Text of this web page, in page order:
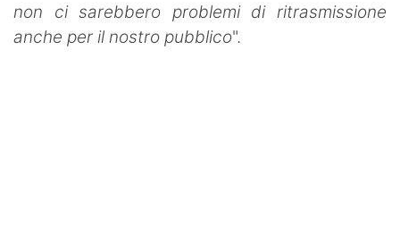
non ci sarebbero problemi di ritrasmissione
anche per il nostro pubblico".